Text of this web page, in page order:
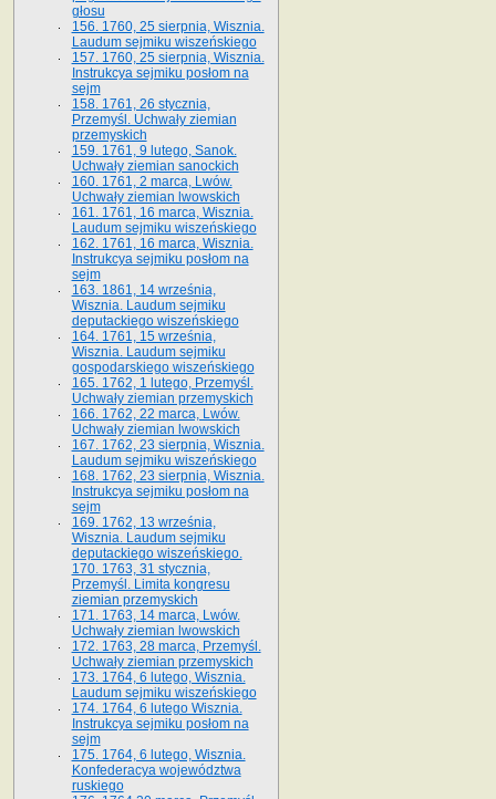
głosu
156. 1760, 25 sierpnia, Wisznia.
Laudum sejmiku wiszeńskiego
157. 1760, 25 sierpnia, Wisznia.
Instrukcya sejmiku posłom na
sejm
158. 1761, 26 stycznia,
Przemyśl. Uchwały ziemian
przemyskich
159. 1761, 9 lutego, Sanok.
Uchwały ziemian sanockich
160. 1761, 2 marca, Lwów.
Uchwały ziemian lwowskich
161. 1761, 16 marca, Wisznia.
Laudum sejmiku wiszeńskiego
162. 1761, 16 marca, Wisznia.
Instrukcya sejmiku posłom na
sejm
163. 1861, 14 września,
Wisznia. Laudum sejmiku
deputackiego wiszeńskiego
164. 1761, 15 września,
Wisznia. Laudum sejmiku
gospodarskiego wiszeńskiego
165. 1762, 1 lutego, Przemyśl.
Uchwały ziemian przemyskich
166. 1762, 22 marca, Lwów.
Uchwały ziemian lwowskich
167. 1762, 23 sierpnia, Wisznia.
Laudum sejmiku wiszeńskiego
168. 1762, 23 sierpnia, Wisznia.
Instrukcya sejmiku posłom na
sejm
169. 1762, 13 września,
Wisznia. Laudum sejmiku
deputackiego wiszeńskiego.
170. 1763, 31 stycznia,
Przemyśl. Limita kongresu
ziemian przemyskich
171. 1763, 14 marca, Lwów.
Uchwały ziemian lwowskich
172. 1763, 28 marca, Przemyśl.
Uchwały ziemian przemyskich
173. 1764, 6 lutego, Wisznia.
Laudum sejmiku wiszeńskiego
174. 1764, 6 lutego Wisznia.
Instrukcya sejmiku posłom na
sejm
175. 1764, 6 lutego, Wisznia.
Konfederacya województwa
ruskiego